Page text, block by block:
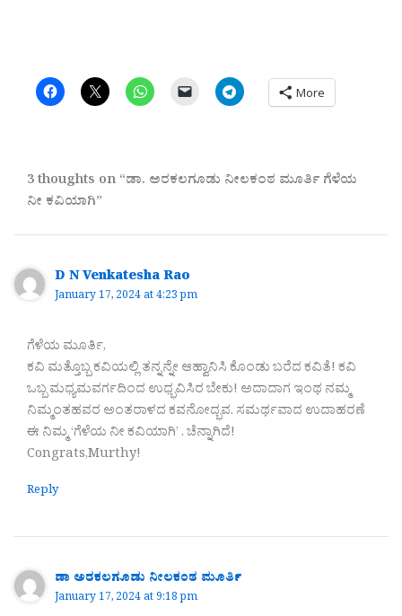
More
3 thoughts on “ಡಾ. ಅರಕಲಗೂಡು ನೀಲಕಂಠ ಮೂರ್ತಿ ಗೆಳೆಯ
ನೀ ಕವಿಯಾಗಿ”
D N Venkatesha Rao
January 17, 2024 at 4:23 pm
ಗೆಳೆಯ ಮೂರ್ತಿ,
ಕವಿ ಮತ್ತೊಬ್ಬ ಕವಿಯಲ್ಲಿ ತನ್ನನ್ನೇ ಆಹ್ವಾನಿಸಿ ಕೊಂಡು ಬರೆದ ಕವಿತೆ! ಕವಿ
ಒಬ್ಬ ಮಧ್ಯಮವರ್ಗದಿಂದ ಉಧ್ಭವಿಸಿರ ಬೇಕು! ಅದಾದಾಗ ಇಂಥ ನಮ್ಮ
ನಿಮ್ಮಂತಹವರ ಅಂತರಾಳದ ಕವನೋದ್ಭವ. ಸಮರ್ಥವಾದ ಉದಾಹರಣೆ
ಈ ನಿಮ್ಮ ‘ಗೆಳೆಯ ನೀ ಕವಿಯಾಗಿ’ . ಚೆನ್ನಾಗಿದೆ!
Congrats,Murthy!
Reply
ಡಾ ಅರಕಲಗೂಡು ನೀಲಕಂಠ ಮೂರ್ತಿ
January 17, 2024 at 9:18 pm